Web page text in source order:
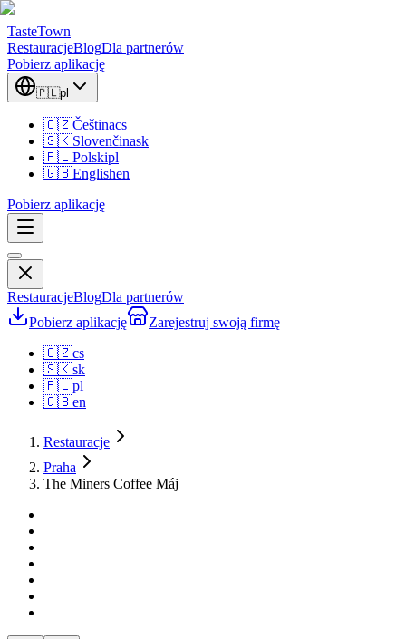
TasteTown
RestauracjeBlogDla partnerów
Pobierz aplikację
🇵🇱pl
🇨🇿Češtinacs
🇸🇰Slovenčinask
🇵🇱Polskipl
🇬🇧Englishen
Pobierz aplikację
RestauracjeBlogDla partnerów
Pobierz aplikację
Zarejestruj swoją firmę
🇨🇿cs
🇸🇰sk
🇵🇱pl
🇬🇧en
Restauracje
Praha
The Miners Coffee Máj